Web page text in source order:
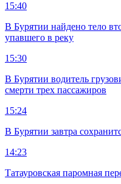
15:40
В Бурятии найдено тело
упавшего в реку
15:30
В Бурятии водитель
смерти трех пассажиров
15:24
В Бурятии завтра
14:23
Татауровская паромная